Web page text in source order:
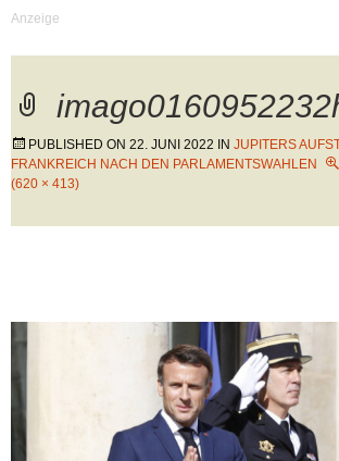
PUBLISHED ON 22. JUNI 2022 IN JUPITERS
FRANKREICH NACH DEN PARLAMENTSWAHLEN
(620 × 413)